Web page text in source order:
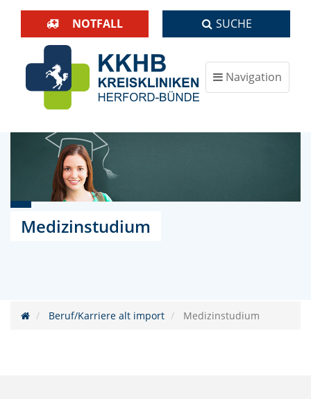
NOTFALL SUCHE
Navigation
ein-/ausblenden
Medizinstudium
Beruf/Karriere alt import Medizinstudium